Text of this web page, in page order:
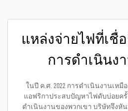
แหล่งจ่ายไฟที่เชื่
การดำเนินง
ในปี ค.ศ. 2022 การดำเนินงานเห
แอฟริกาประสบปัญหาไฟดับบ่อยครั้
ดำเนินงานของพวกเขา บริษัทจึงหันมา